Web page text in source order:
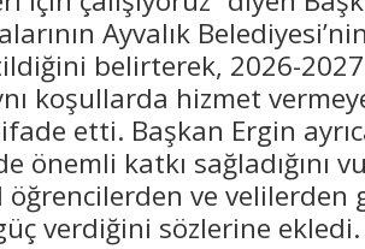
Ayvalık
belirterek, 2026-
koşullarda hizmet
etti. Başkan Ergin
önemli katkı sağladığını
öğrencilerden ve
verdiğini sözlerine ekledi.